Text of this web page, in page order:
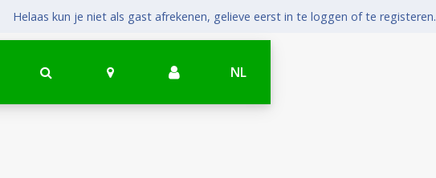
NL
Helaas kun je niet als gast afrekenen, gelieve eerst in te loggen of te registeren.